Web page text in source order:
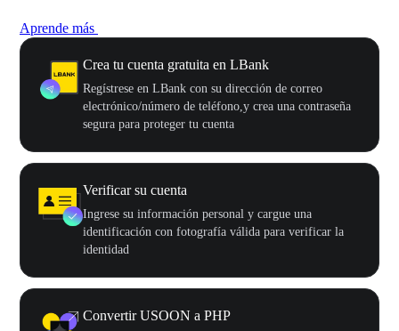
Aprende más
Crea tu cuenta gratuita en LBank
Regístrese en LBank con su dirección de correo
electrónico/número de teléfono,y crea una contraseña
segura para proteger tu cuenta
Verificar su cuenta
Ingrese su información personal y cargue una
identificación con fotografía válida para verificar la
identidad
Convertir USOON a PHP